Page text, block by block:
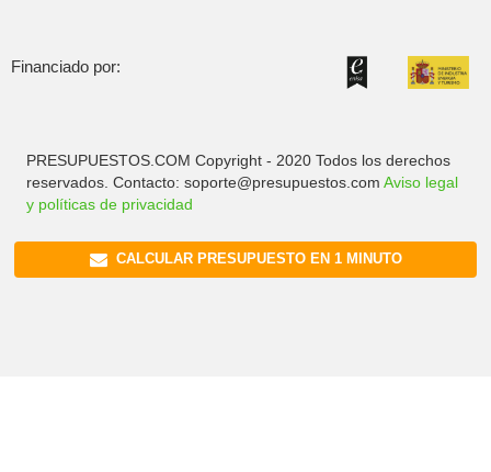
Financiado por:
PRESUPUESTOS.COM Copyright - 2020 Todos los derechos
reservados. Contacto: soporte@presupuestos.com Aviso legal
y políticas de privacidad
CALCULAR PRESUPUESTO EN 1 MINUTO